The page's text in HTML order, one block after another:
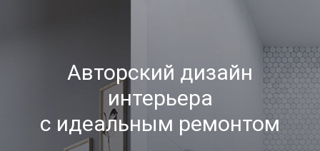
Авторский дизайн
интерьера
с идеальным ремонтом